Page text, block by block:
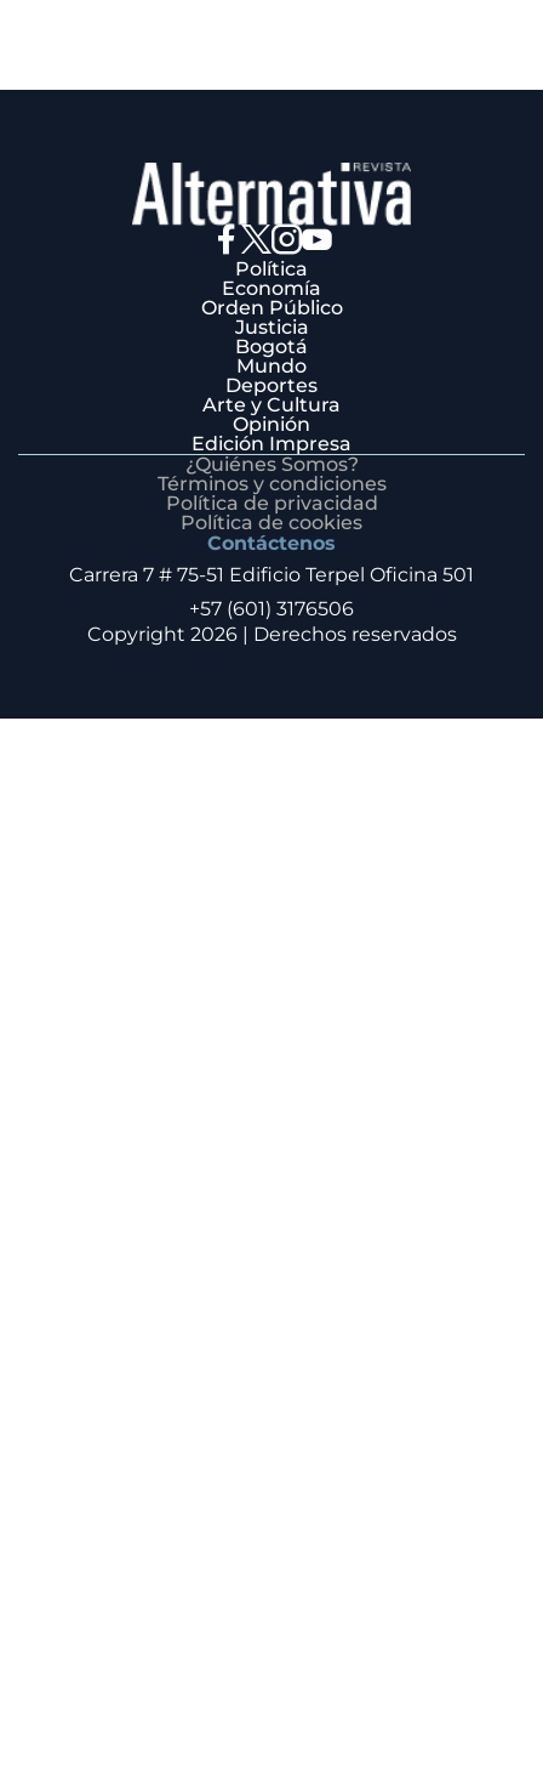
Política
Economía
Orden Público
Justicia
Bogotá
Mundo
Deportes
Arte y Cultura
Opinión
Edición Impresa
¿Quiénes Somos?
Términos y condiciones
Política de privacidad
Política de cookies
Contáctenos
Carrera 7 # 75-51 Edificio Terpel Oficina 501
+57 (601) 3176506
Copyright 2026 | Derechos reservados